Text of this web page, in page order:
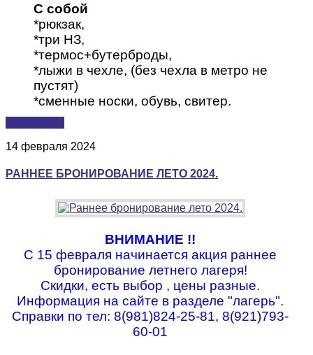
С собой
*рюкзак,
*три НЗ,
*термос+бутерброды,
*лыжи в чехле, (без чехла в метро не
пустят)
*сменные носки, обувь, свитер.
14 февраля 2024
РАННЕЕ БРОНИРОВАНИЕ ЛЕТО 2024.
ВНИМАНИЕ !!
С 15 февраля начинается акция раннее
бронирование летнего лагеря!
Скидки, есть выбор , цены разные.
Информация на сайте в разделе "лагерь".
Справки по тел: 8(981)824-25-81, 8(921)793-
60-01